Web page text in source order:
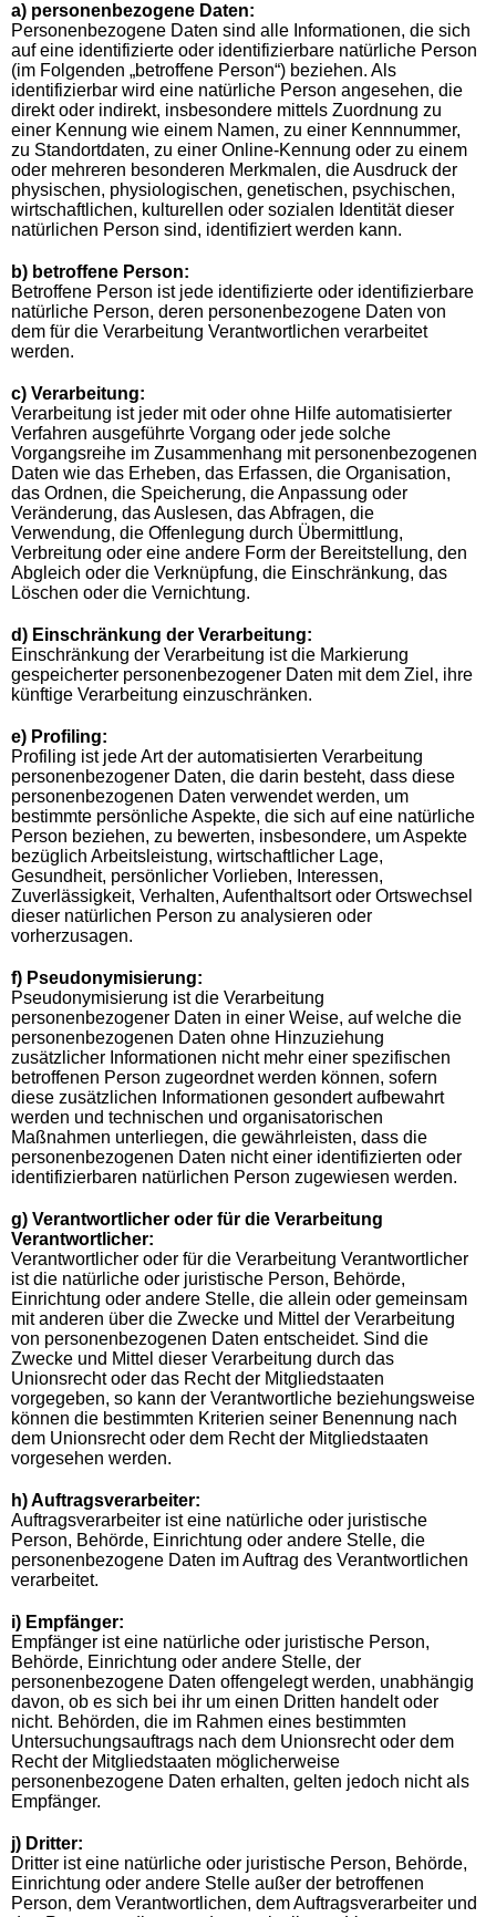
a) personenbezogene Daten:
Personenbezogene Daten sind alle Informationen, die sich
auf eine identifizierte oder identifizierbare natürliche Person
(im Folgenden „betroffene Person“) beziehen. Als
identifizierbar wird eine natürliche Person angesehen, die
direkt oder indirekt, insbesondere mittels Zuordnung zu
einer Kennung wie einem Namen, zu einer Kennnummer,
zu Standortdaten, zu einer Online-Kennung oder zu einem
oder mehreren besonderen Merkmalen, die Ausdruck der
physischen, physiologischen, genetischen, psychischen,
wirtschaftlichen, kulturellen oder sozialen Identität dieser
natürlichen Person sind, identifiziert werden kann.
b) betroffene Person:
Betroffene Person ist jede identifizierte oder identifizierbare
natürliche Person, deren personenbezogene Daten von
dem für die Verarbeitung Verantwortlichen verarbeitet
werden.
c) Verarbeitung:
Verarbeitung ist jeder mit oder ohne Hilfe automatisierter
Verfahren ausgeführte Vorgang oder jede solche
Vorgangsreihe im Zusammenhang mit personenbezogenen
Daten wie das Erheben, das Erfassen, die Organisation,
das Ordnen, die Speicherung, die Anpassung oder
Veränderung, das Auslesen, das Abfragen, die
Verwendung, die Offenlegung durch Übermittlung,
Verbreitung oder eine andere Form der Bereitstellung, den
Abgleich oder die Verknüpfung, die Einschränkung, das
Löschen oder die Vernichtung.
d) Einschränkung der Verarbeitung:
Einschränkung der Verarbeitung ist die Markierung
gespeicherter personenbezogener Daten mit dem Ziel, ihre
künftige Verarbeitung einzuschränken.
e) Profiling:
Profiling ist jede Art der automatisierten Verarbeitung
personenbezogener Daten, die darin besteht, dass diese
personenbezogenen Daten verwendet werden, um
bestimmte persönliche Aspekte, die sich auf eine natürliche
Person beziehen, zu bewerten, insbesondere, um Aspekte
bezüglich Arbeitsleistung, wirtschaftlicher Lage,
Gesundheit, persönlicher Vorlieben, Interessen,
Zuverlässigkeit, Verhalten, Aufenthaltsort oder Ortswechsel
dieser natürlichen Person zu analysieren oder
vorherzusagen.
f) Pseudonymisierung:
Pseudonymisierung ist die Verarbeitung
personenbezogener Daten in einer Weise, auf welche die
personenbezogenen Daten ohne Hinzuziehung
zusätzlicher Informationen nicht mehr einer spezifischen
betroffenen Person zugeordnet werden können, sofern
diese zusätzlichen Informationen gesondert aufbewahrt
werden und technischen und organisatorischen
Maßnahmen unterliegen, die gewährleisten, dass die
personenbezogenen Daten nicht einer identifizierten oder
identifizierbaren natürlichen Person zugewiesen werden.
g) Verantwortlicher oder für die Verarbeitung
Verantwortlicher:
Verantwortlicher oder für die Verarbeitung Verantwortlicher
ist die natürliche oder juristische Person, Behörde,
Einrichtung oder andere Stelle, die allein oder gemeinsam
mit anderen über die Zwecke und Mittel der Verarbeitung
von personenbezogenen Daten entscheidet. Sind die
Zwecke und Mittel dieser Verarbeitung durch das
Unionsrecht oder das Recht der Mitgliedstaaten
vorgegeben, so kann der Verantwortliche beziehungsweise
können die bestimmten Kriterien seiner Benennung nach
dem Unionsrecht oder dem Recht der Mitgliedstaaten
vorgesehen werden.
h) Auftragsverarbeiter:
Auftragsverarbeiter ist eine natürliche oder juristische
Person, Behörde, Einrichtung oder andere Stelle, die
personenbezogene Daten im Auftrag des Verantwortlichen
verarbeitet.
i) Empfänger:
Empfänger ist eine natürliche oder juristische Person,
Behörde, Einrichtung oder andere Stelle, der
personenbezogene Daten offengelegt werden, unabhängig
davon, ob es sich bei ihr um einen Dritten handelt oder
nicht. Behörden, die im Rahmen eines bestimmten
Untersuchungsauftrags nach dem Unionsrecht oder dem
Recht der Mitgliedstaaten möglicherweise
personenbezogene Daten erhalten, gelten jedoch nicht als
Empfänger.
j) Dritter:
Dritter ist eine natürliche oder juristische Person, Behörde,
Einrichtung oder andere Stelle außer der betroffenen
Person, dem Verantwortlichen, dem Auftragsverarbeiter und